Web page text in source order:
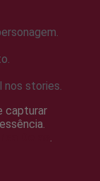
nos stories.
capturar
.